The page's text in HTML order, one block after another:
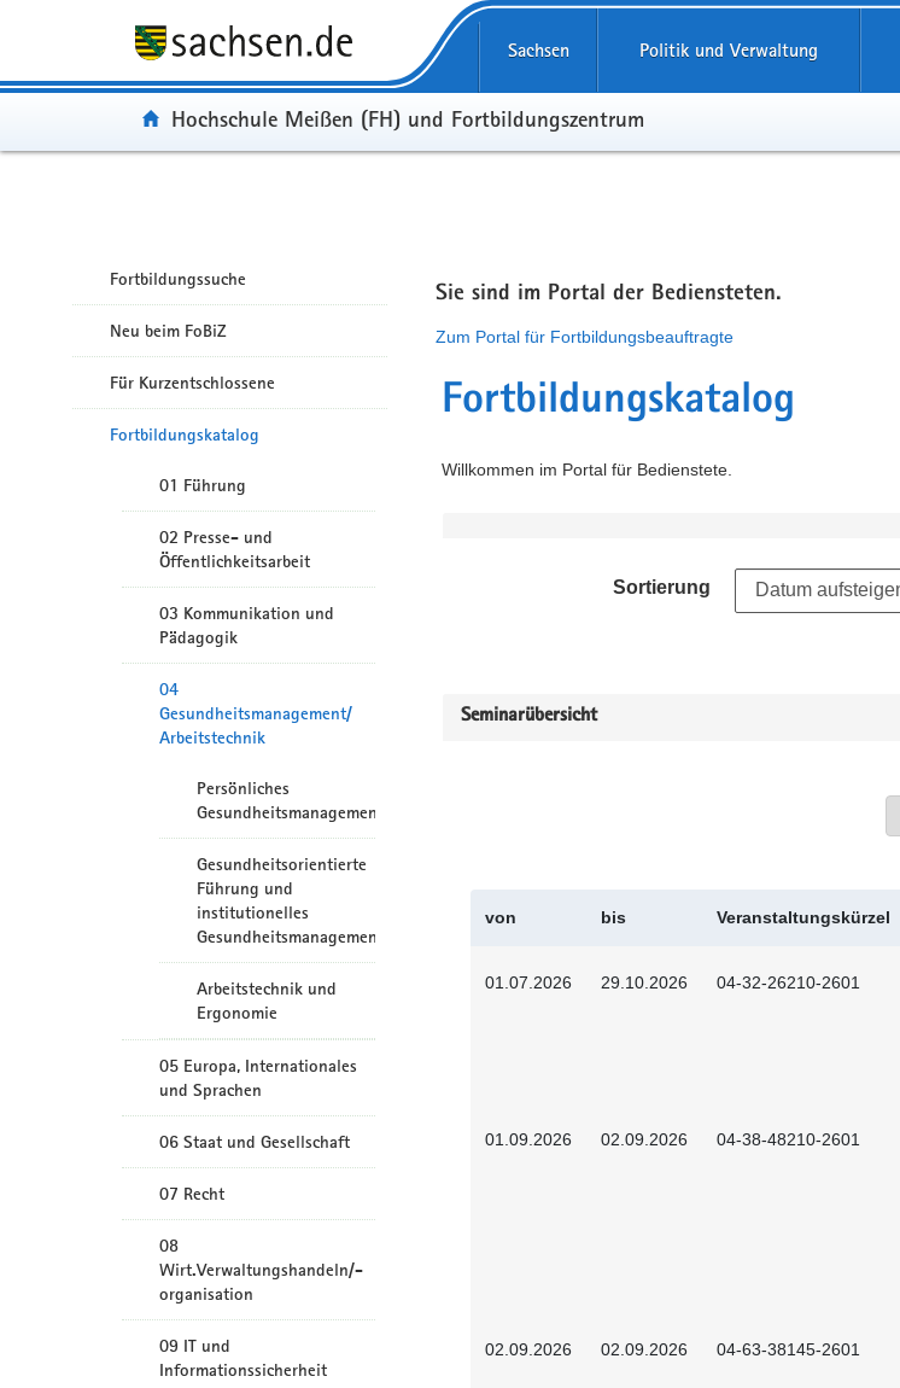
Sachsen Politik und Verwaltung
Portal:
Hochschule Meißen (FH) und Fortbildungszentrum
Fortbildungssuche
Neu beim FoBiZ
Für Kurzentschlossene
Fortbildungskatalog
01 Führung
02 Presse- und
Öffentlichkeitsarbeit
03 Kommunikation und
Pädagogik
04
Gesundheitsmanagement/
Arbeitstechnik
Persönliches
Gesundheitsmanagement
Gesundheitsorientierte
Führung und
institutionelles
Gesundheitsmanagement
Arbeitstechnik und
Ergonomie
05 Europa, Internationales
und Sprachen
06 Staat und Gesellschaft
07 Recht
08
Wirt.Verwaltungshandeln/-
organisation
09 IT und
Informationssicherheit
Sie sind im Portal der Bediensteten.
Zum Portal für Fortbildungsbeauftragte
Fortbildungskatalog
Willkommen im Portal für Bedienstete.
Sortierung
Seminarübersicht
von bis Veranstaltungskürzel
01.07.2026 29.10.2026 04-32-26210-2601
01.09.2026 02.09.2026 04-38-48210-2601
02.09.2026 02.09.2026 04-63-38145-2601